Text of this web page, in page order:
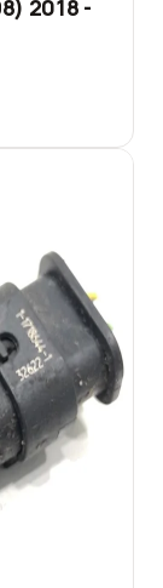
2018 -